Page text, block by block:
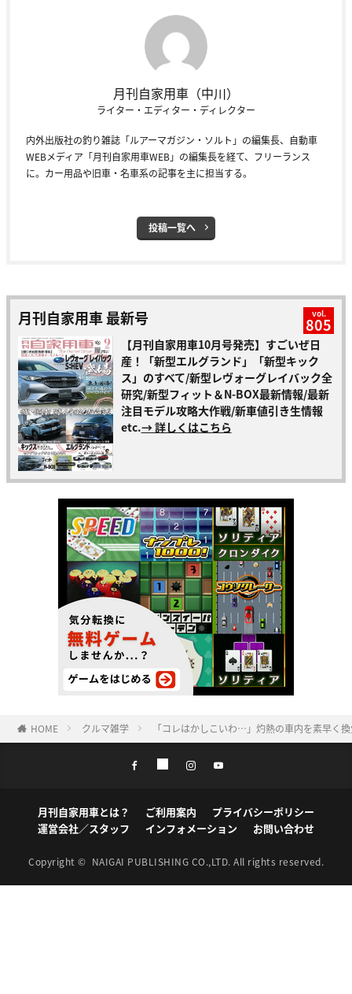
月刊自家用車（中川）
ライター・エディター・ディレクター
内外出版社の釣り雑誌「ルアーマガジン・ソルト」の編集長、自動車
WEBメディア「月刊自家用車WEB」の編集長を経て、フリーランス
に。カー用品や旧車・名車系の記事を主に担当する。
投稿一覧へ
月刊自家用車 最新号 vol.
805
【月刊自家用車10月号発売】すごいぜ日
産！「新型エルグランド」「新型キック
ス」のすべて/新型レヴォーグレイバック全
研究/新型フィット＆N-BOX最新情報/最新
注目モデル攻略大作戦/新車値引き生情報
etc.→ 詳しくはこちら
HOME クルマ雑学 「コレはかしこいわ…」灼熱の車内を素早く
月刊自家用車とは？ ご利用案内
プライバシーポリシー
運営会社／スタッフ
インフォメーション お問い合わせ
Copyright © NAIGAI PUBLISHING CO.,LTD. All rights reserved.